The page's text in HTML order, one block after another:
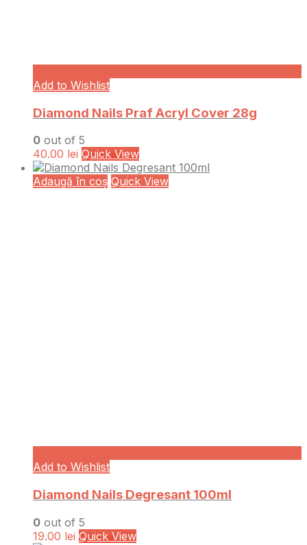
Add to Wishlist
Diamond Nails Praf Acryl Cover 28g
0 out of 5
40.00 lei Quick View
Adaugă în coș Quick View
Add to Wishlist
Diamond Nails Degresant 100ml
0 out of 5
19.00 lei Quick View